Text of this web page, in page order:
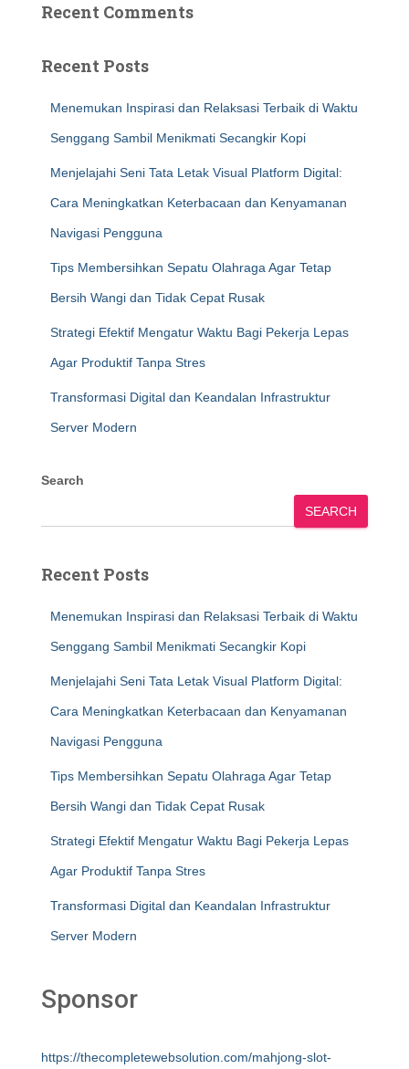
Recent Comments
Recent Posts
Menemukan Inspirasi dan Relaksasi Terbaik di Waktu
Senggang Sambil Menikmati Secangkir Kopi
Menjelajahi Seni Tata Letak Visual Platform Digital:
Cara Meningkatkan Keterbacaan dan Kenyamanan
Navigasi Pengguna
Tips Membersihkan Sepatu Olahraga Agar Tetap
Bersih Wangi dan Tidak Cepat Rusak
Strategi Efektif Mengatur Waktu Bagi Pekerja Lepas
Agar Produktif Tanpa Stres
Transformasi Digital dan Keandalan Infrastruktur
Server Modern
Search
SEARCH
Recent Posts
Menemukan Inspirasi dan Relaksasi Terbaik di Waktu
Senggang Sambil Menikmati Secangkir Kopi
Menjelajahi Seni Tata Letak Visual Platform Digital:
Cara Meningkatkan Keterbacaan dan Kenyamanan
Navigasi Pengguna
Tips Membersihkan Sepatu Olahraga Agar Tetap
Bersih Wangi dan Tidak Cepat Rusak
Strategi Efektif Mengatur Waktu Bagi Pekerja Lepas
Agar Produktif Tanpa Stres
Transformasi Digital dan Keandalan Infrastruktur
Server Modern
Sponsor
https://thecompletewebsolution.com/mahjong-slot-